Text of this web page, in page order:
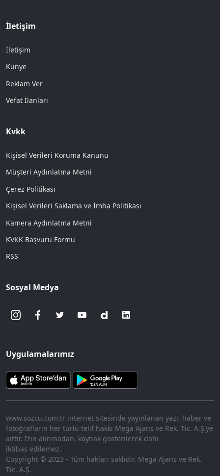
İletişim
İletişim
Künye
Reklam Ver
Vefat İlanları
Kvkk
Kişisel Verileri Koruma Kanunu
Müşteri Aydınlatma Metni
Çerez Politikası
Kişisel Verileri Saklama ve İmha Politikası
Kamera Aydınlatma Metni
KVKK Başvuru Formu
RSS
Sosyal Medya
Uygulamalarımız
www.sozcu.com.tr internet sitesinde yayınlanan yazı, haber ve
fotoğrafların her türlü telif hakkı Mega Ajans ve Rek. Tic. A.Ş'ye
aittir. İzin alınmadan, kaynak gösterilerek dahi
iktibas edilemez.
Copyright © 2023 - Tüm hakları saklıdır. Mega Ajans ve Rek.
Tic. A.Ş.